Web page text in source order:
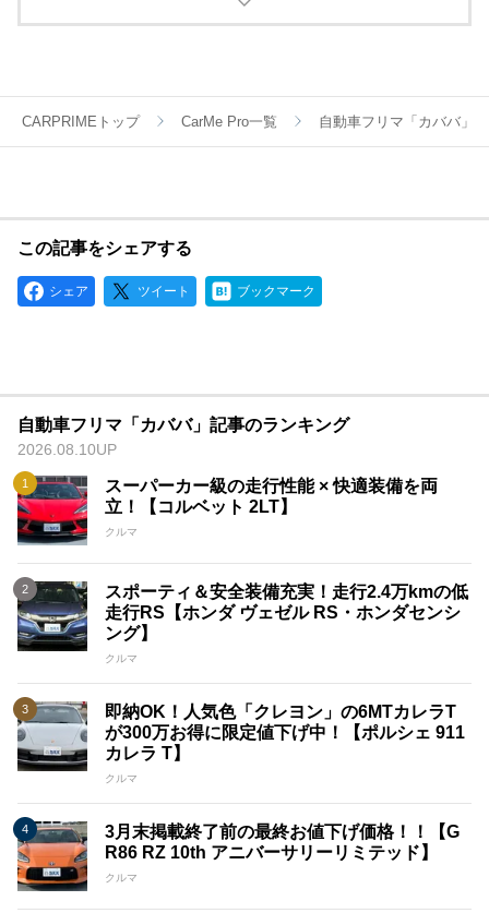
CARPRIMEトップ CarMe Pro一覧 自動車フリマ「カババ」
この記事をシェアする
シェア ツイート ブックマーク
自動車フリマ「カババ」記事のランキング
2026.08.10UP
スーパーカー級の走行性能 × 快適装備を両
立！【コルベット 2LT】
クルマ
スポーティ＆安全装備充実！走行2.4万kmの低
走行RS【ホンダ ヴェゼル RS・ホンダセンシ
ング】
クルマ
即納OK！人気色「クレヨン」の6MTカレラT
が300万お得に限定値下げ中！【ポルシェ 911
カレラ T】
クルマ
3月末掲載終了前の最終お値下げ価格！！【G
R86 RZ 10th アニバーサリーリミテッド】
クルマ